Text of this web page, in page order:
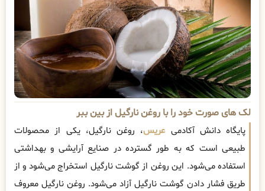
لک های صورت خود را با روغن نارگیل از بین ببر
پایگاه دانش آکادمی عریس، روغن نارگیل، یکی از محصولات
طبیعی است که به طور گسترده در صنایع آرایشی و بهداشتی
استفاده می‌شود. این روغن از گوشت نارگیل استخراج می‌شود و از
طریق فشار دادن گوشت نارگیل آزاد می‌شود. روغن نارگیل معروف